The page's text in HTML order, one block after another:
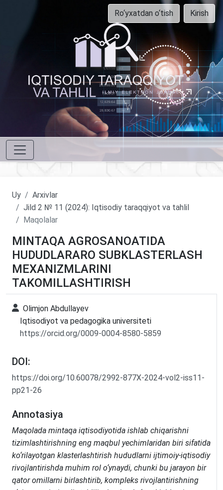
Ro‘yxatdan o‘tish Kirish
Uy
Arxivlar
Jild 2 № 11 (2024): Iqtisodiy taraqqiyot va tahlil
Maqolalar
MINTAQA AGROSANOATIDA
HUDUDLARARO SUBKLASTERLASH
MEXANIZMLARINI
TAKOMILLASHTIRISH
Olimjon Abdullayev
Iqtisodiyot va pedagogika universiteti
https://orcid.org/0009-0004-8580-5859
DOI:
https://doi.org/10.60078/2992-877X-2024-vol2-iss11-
pp21-26
Annotasiya
Maqolada mintaqa iqtisodiyotida ishlab chiqarishni
tizimlashtirishning eng maqbul yechimlaridan biri sifatida
ko‘rilayotgan klasterlashtirish hududlarni ijtimoiy-iqtisodiy
rivojlantirishda muhim rol o‘ynaydi, chunki bu jarayon bir
qator omillarni birlashtirib, kompleks rivojlantirishning